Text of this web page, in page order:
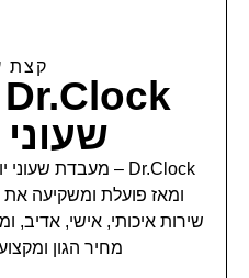
קצת
ומאז פועלת ומשקיעה
שירות איכותי, אישי,
מחיר הגון